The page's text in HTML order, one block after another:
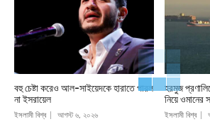
বহু চেষ্টা করেও আল-সাইয়েদকে হারাতে পারল
না ইসরায়েল
ইসলামী বিশ্ব আগস্ট ৬, ২০২৬
হরমুজ
নিয়ে ওমানের
ইসলামী বিশ্ব